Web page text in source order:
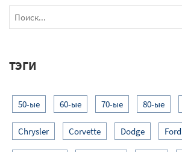
ТЭГИ
50-ые 60-ые 70-ые 80-ые
Chrysler Corvette Dodge Ford